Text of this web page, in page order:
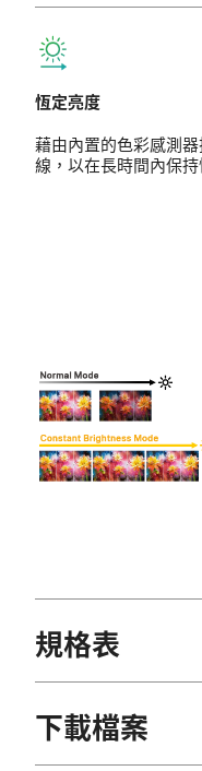
恆定亮度
藉由內置的色彩感測
線，以在長時間內保
規格表
下載檔案